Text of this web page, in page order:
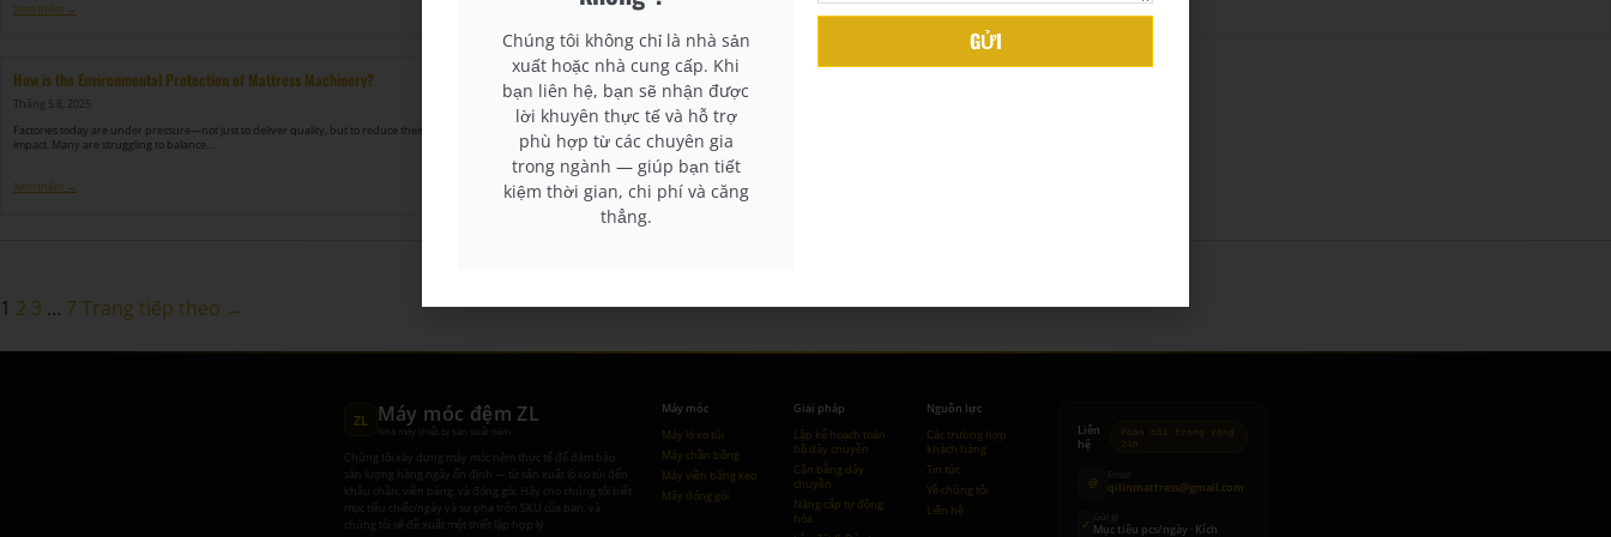
Xem thêm → Xem thêm →
How is the Environmental Protection of Mattress Machinery?
Tháng 5 8, 2025
Factories today are under pressure—not just to deliver quality, but to reduce their environmental
impact. Many are struggling to balance…
Xem thêm →
1 2 3 … 7 Trang tiếp theo →
ZL Máy móc đệm ZL
Nhà máy thiết bị sản xuất nệm
Chúng tôi xây dựng máy móc nệm thực tế để đảm bảo
sản lượng hàng ngày ổn định — từ sản xuất lò xo túi đến
khâu chần, viền băng, và đóng gói. Hãy cho chúng tôi biết
mục tiêu chiếc/ngày và sự pha trộn SKU của bạn, và
chúng tôi sẽ đề xuất một thiết lập hợp lý.
Máy móc
Máy lò xo túi
Máy chần bông
Máy viền băng keo
Máy đóng gói
Giải pháp
Lập kế hoạch toàn
bộ dây chuyền
Cân bằng dây
chuyền
Nâng cấp tự động
hóa
Nguồn lực
Các trường hợp
khách hàng
Tin tức
Về chúng tôi
Liên hệ
Liên
hệ
Phản hồi trong vòng
24h
@
Email
qilinmattress@gmail.com
✓
Gửi gì
Mục tiêu pcs/ngày · Kích
Chúng tôi không chỉ là nhà sản
xuất hoặc nhà cung cấp. Khi
bạn liên hệ, bạn sẽ nhận được
lời khuyên thực tế và hỗ trợ
phù hợp từ các chuyên gia
trong ngành — giúp bạn tiết
kiệm thời gian, chi phí và căng
thẳng.
GỬI